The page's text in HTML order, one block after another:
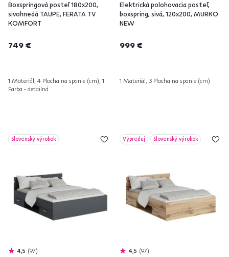
Boxspringová posteľ 180x200,
sivohnedá TAUPE, FERATA TV
KOMFORT
749 €
1 Materiál, 4 Plocha na spanie (cm), 1
Farba - detailná
Elektrická polohovacia posteľ,
boxspring, sivá, 120x200, MURKO
NEW
999 €
1 Materiál, 3 Plocha na spanie (cm)
Slovenský výrobok
4,5 97
Výpredaj Slovenský výrobok
4,5 97